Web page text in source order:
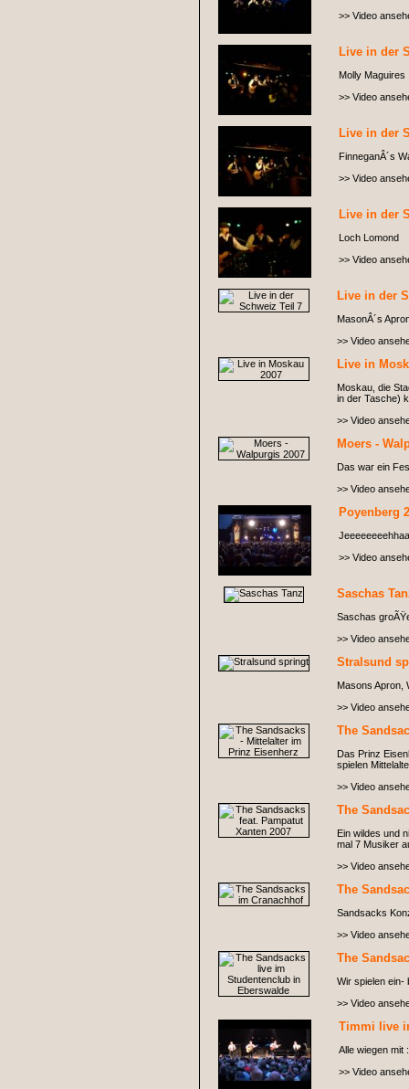
>> Video
Live in der
Molly Maguires
>> Video
Live in der
FinneganÂ´s
>> Video
Live in der
Loch Lomond
>> Video
Live in der
MasonÂ´s
>> Video
Live in
Moskau, die
in der Tasche)
>> Video
Moers -
Das war ein
>> Video
Poyenberg
>> Video
Saschas
Saschas
>> Video
Stralsund
Masons Apron,
>> Video
The
Das Prinz
spielen
>> Video
The
Ein wildes und
mal 7 Musiker
>> Video
The
Sandsacks
>> Video
The
Wir spielen ein-
>> Video
Timmi live
Alle wiegen mit
>> Video